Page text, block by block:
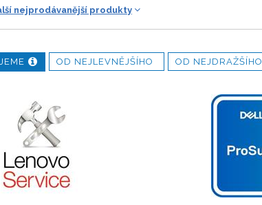
nejprodávanější produkty
OD NEJLEVNĚJŠÍHO OD NEJDRAŽŠÍHO